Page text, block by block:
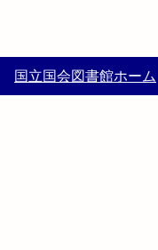
国立国会図書館ホーム